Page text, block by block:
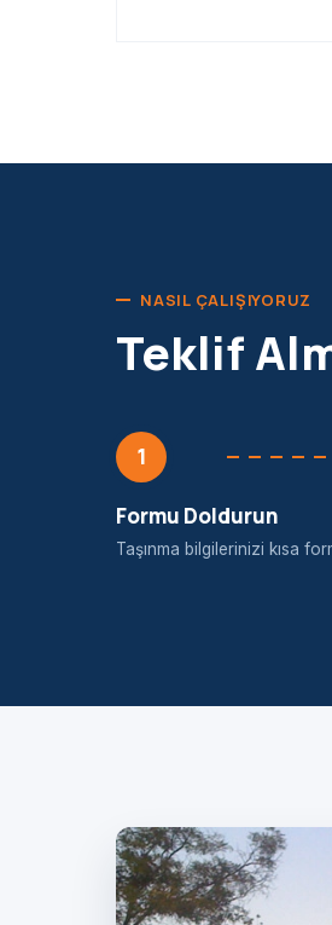
NASIL ÇALIŞIYORUZ
Teklif
1
Formu Doldurun
Taşınma bilgilerinizi kısa